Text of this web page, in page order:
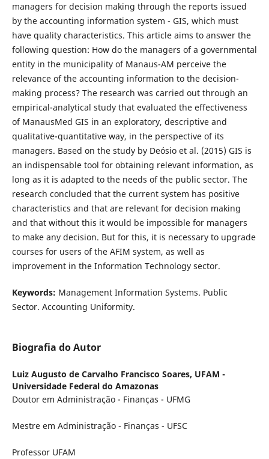
managers for decision making through the reports issued
by the accounting information system - GIS, which must
have quality characteristics. This article aims to answer the
following question: How do the managers of a governmental
entity in the municipality of Manaus-AM perceive the
relevance of the accounting information to the decision-
making process? The research was carried out through an
empirical-analytical study that evaluated the effectiveness
of ManausMed GIS in an exploratory, descriptive and
qualitative-quantitative way, in the perspective of its
managers. Based on the study by Deósio et al. (2015) GIS is
an indispensable tool for obtaining relevant information, as
long as it is adapted to the needs of the public sector. The
research concluded that the current system has positive
characteristics and that are relevant for decision making
and that without this it would be impossible for managers
to make any decision. But for this, it is necessary to upgrade
courses for users of the AFIM system, as well as
improvement in the Information Technology sector.
Keywords: Management Information Systems. Public
Sector. Accounting Uniformity.
Biografia do Autor
Luiz Augusto de Carvalho Francisco Soares, UFAM -
Universidade Federal do Amazonas
Doutor em Administração - Finanças - UFMG
Mestre em Administração - Finanças - UFSC
Professor UFAM